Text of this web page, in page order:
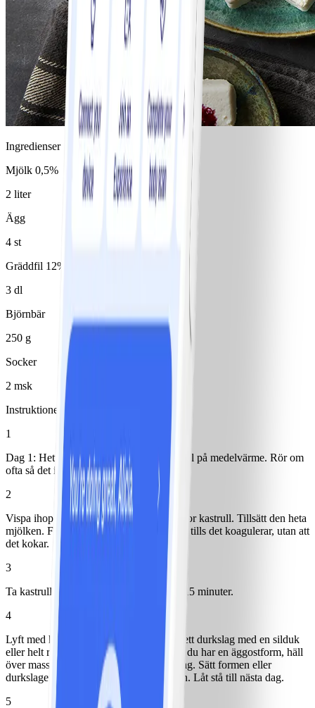
Ingredienser
Mjölk 0,5%
2 liter
Ägg
4 st
Gräddfil 12%
3 dl
Björnbär
250 g
Socker
2 msk
Instruktioner
1
Dag 1: Hetta upp mjölken i en stor kastrull på medelvärme. Rör om
ofta så det inte bränns, den får inte koka.
2
Vispa ihop ägg och gräddfil i en annan stor kastrull. Tillsätt den heta
mjölken. Fortsätt värma under omrörning tills det koagulerar, utan att
det kokar.
3
Ta kastrullen från värmen och låt stå 10-15 minuter.
4
Lyft med hjälp av hålslev över massan i ett durkslag med en silduk
eller helt ren, tunnare kökshandduk. Om du har en äggostform, häll
över massan i den, välj annars ett durkslag. Sätt formen eller
durkslaget över en skål och sedan i kylen. Låt stå till nästa dag.
5